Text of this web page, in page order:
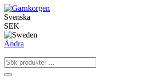
Svenska
SEK
Ändra